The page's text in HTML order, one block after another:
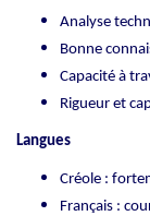
Analyse
Bonne
Capacité à
Rigueur et
Langues
Créole :
Français :